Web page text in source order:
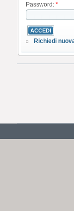
Password: *
Richiedi